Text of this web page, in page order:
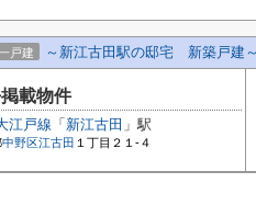
戸建 ～新江古田駅の邸宅 新築戸建～
載物件
江戸線 「 新江古田 」駅
中野区江古田 １丁目２１-４